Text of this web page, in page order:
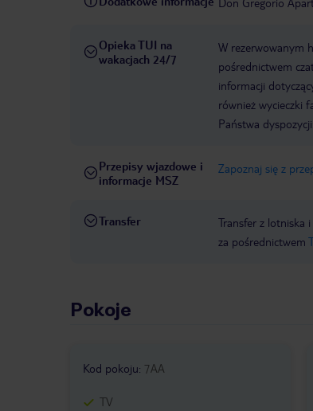
Opieka TUI na
wakacjach 24/7
W rezerwowanym
pośrednictwem
informacji
również wycieczki
Państwa
Przepisy wjazdowe i
informacje MSZ
Zapoznaj się z
Transfer
Transfer z lotniska
za pośrednictwem
Pokoje
Kod pokoju: 7AA
TV